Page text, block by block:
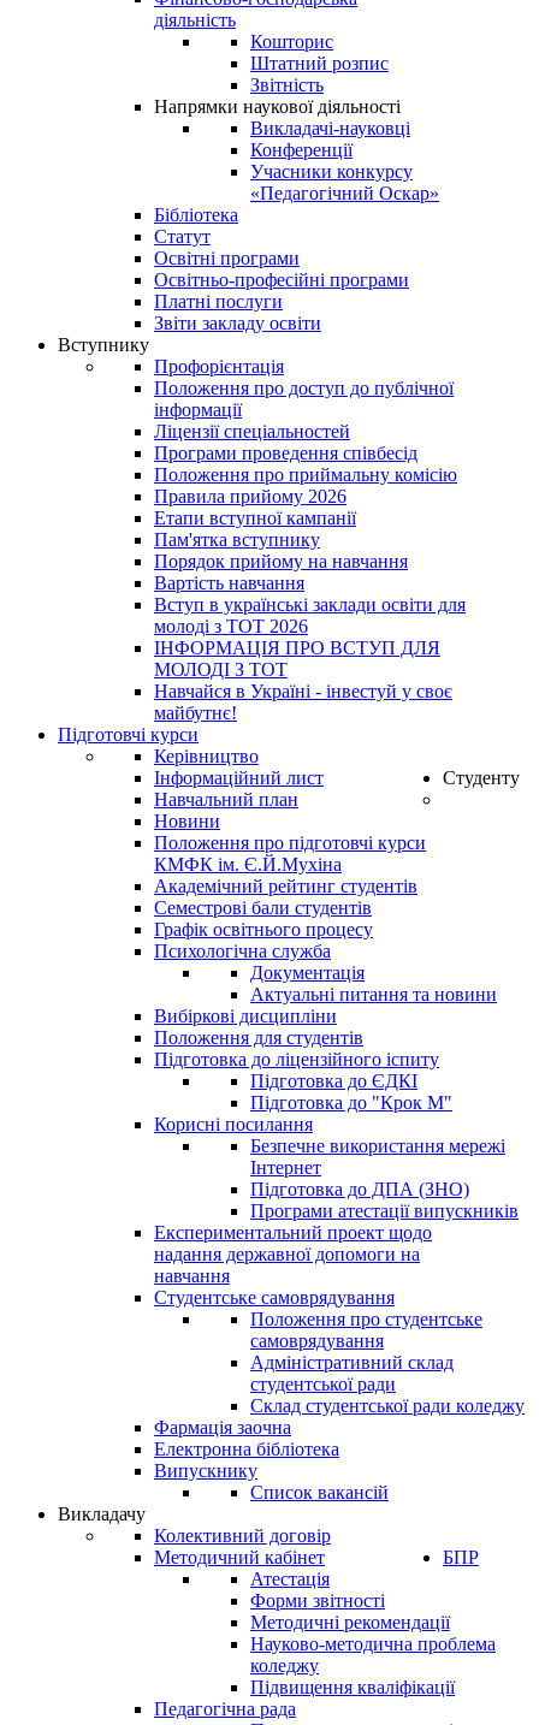
діяльність
Кошторис
Штатний розпис
Звітність
Напрямки наукової діяльності
Викладачі-науковці
Конференції
Учасники конкурсу
«Педагогічний Оскар»
Бібліотека
Статут
Освітні програми
Освітньо-професійні програми
Платні послуги
Звіти закладу освіти
Вступнику
Профорієнтація
Положення про доступ до публічної
інформації
Ліцензії спеціальностей
Програми проведення співбесід
Положення про приймальну комісію
Правила прийому 2026
Етапи вступної кампанії
Пам'ятка вступнику
Порядок прийому на навчання
Вартість навчання
Вступ в українські заклади освіти для
молоді з ТОТ 2026
ІНФОРМАЦІЯ ПРО ВСТУП ДЛЯ
МОЛОДІ З ТОТ
Навчайся в Україні - інвестуй у своє
майбутнє!
Підготовчі курси
Керівництво
Інформаційний лист
Навчальний план
Новини
Положення про підготовчі курси
КМФК ім. Є.Й.Мухіна
Студенту
Академічний рейтинг студентів
Семестрові бали студентів
Графік освітнього процесу
Психологічна служба
Документація
Актуальні питання та новини
Вибіркові дисципліни
Положення для студентів
Підготовка до ліцензійного іспиту
Підготовка до ЄДКІ
Підготовка до "Крок М"
Корисні посилання
Безпечне використання мережі
Інтернет
Підготовка до ДПА (ЗНО)
Програми атестації випускників
Експериментальний проект щодо
надання державної допомоги на
навчання
Студентське самоврядування
Положення про студентське
самоврядування
Адміністративний склад
студентської ради
Склад студентської ради коледжу
Фармація заочна
Електронна бібліотека
Випускнику
Список вакансій
Викладачу
Колективний договір
Методичний кабінет
Атестація
Форми звітності
Методичні рекомендації
Науково-методична проблема
коледжу
Підвищення кваліфікації
Педагогічна рада
БПР